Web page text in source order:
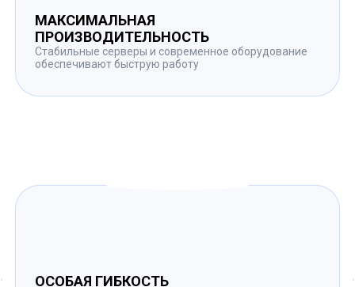
МАКСИМАЛЬНАЯ
ПРОИЗВОДИТЕЛЬНОСТЬ
Стабильные серверы и современное оборудование
обеспечивают быструю работу
ОСОБАЯ ГИБКОСТЬ